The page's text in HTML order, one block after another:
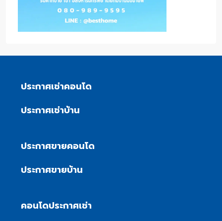
ประกาศเช่าคอนโด
ประกาศเช่าบ้าน
ประกาศขายคอนโด
ประกาศขายบ้าน
คอนโดประกาศเช่า